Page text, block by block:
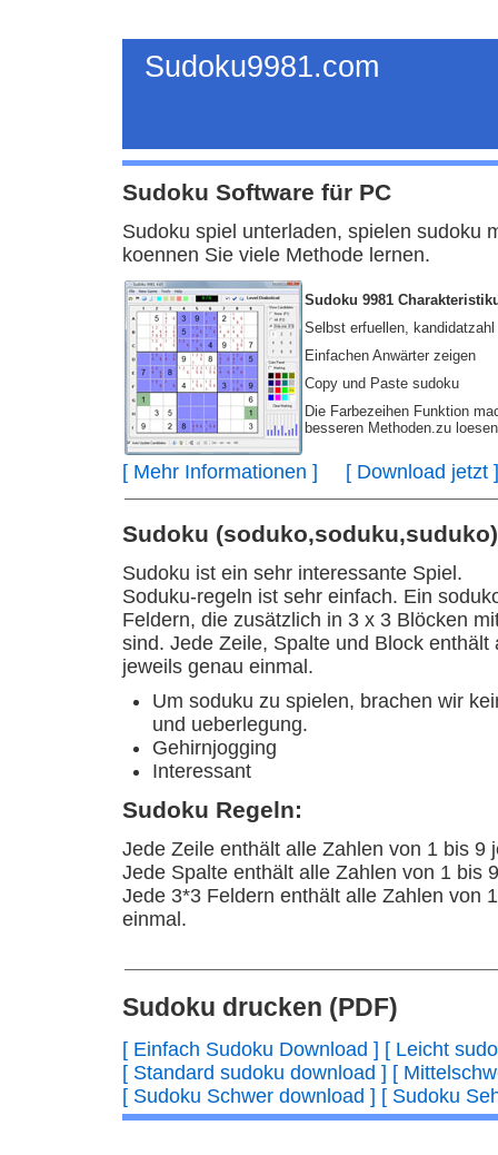
Sudoku9981.com
Sudoku Software für PC
Sudoku spiel unterladen, spielen sudoku
koennen Sie viele Methode lernen.
Sudoku 9981
Selbst erfuellen, kandidatzahl
Einfachen Anwärter zeigen
Copy und Paste sudoku
Die Farbezeihen Funktion
besseren Methoden.zu
[ Mehr Informationen ] [ Download jetzt ]
Sudoku
Sudoku ist ein sehr interessante Spiel.
Soduku-regeln ist sehr einfach. Ein
Feldern, die zusätzlich in 3 x 3 Blöcken
sind. Jede Zeile, Spalte und Block enthält
jeweils genau einmal.
Um soduku zu spielen, brachen wir
und ueberlegung.
Gehirnjogging
Interessant
Sudoku Regeln:
Jede Zeile enthält alle Zahlen von 1 bis 9
Jede Spalte enthält alle Zahlen von 1 bis
Jede 3*3 Feldern enthält alle Zahlen von
einmal.
Sudoku drucken (PDF)
[ Einfach Sudoku Download ] [ Leicht
[ Standard sudoku download ] [
[ Sudoku Schwer download ] [ Sudoku